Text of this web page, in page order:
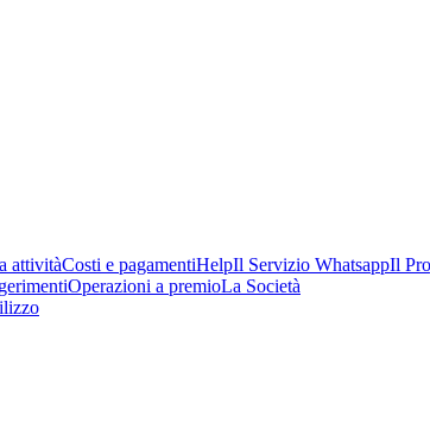
attivitàCosti e pagamentiHelpIl Servizio WhatsappIl
Operazioni a premioLa Società